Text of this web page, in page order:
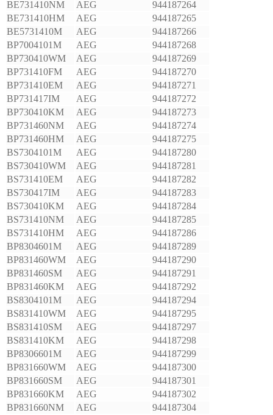
BE731410NM
AEG
944187264
BE731410HM
AEG
944187265
BE5731410M
AEG
944187266
BP7004101M
AEG
944187268
BP730410WM
AEG
944187269
BP731410FM
AEG
944187270
BP731410EM
AEG
944187271
BP731417IM
AEG
944187272
BP730410KM
AEG
944187273
BP731460NM
AEG
944187274
BP731460HM
AEG
944187275
BS7304101M
AEG
944187280
BS730410WM
AEG
944187281
BS731410EM
AEG
944187282
BS730417IM
AEG
944187283
BS730410KM
AEG
944187284
BS731410NM
AEG
944187285
BS731410HM
AEG
944187286
BP8304601M
AEG
944187289
BP831460WM
AEG
944187290
BP831460SM
AEG
944187291
BP831460KM
AEG
944187292
BS8304101M
AEG
944187294
BS831410WM
AEG
944187295
BS831410SM
AEG
944187297
BS831410KM
AEG
944187298
BP8306601M
AEG
944187299
BP831660WM
AEG
944187300
BP831660SM
AEG
944187301
BP831660KM
AEG
944187302
BP831660NM
AEG
944187304